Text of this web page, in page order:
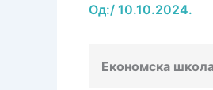
Од:/ 10.10.2024.
Економска